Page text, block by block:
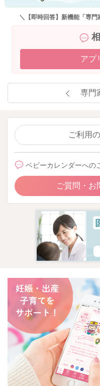
＼【即時回答】新機能「専
アプ
専門
ご利用
ベビーカレンダーへの
ご質問・お